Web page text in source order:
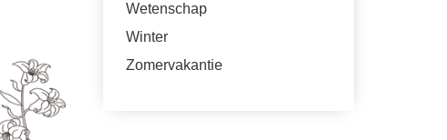
Wetenschap
Winter
Zomervakantie